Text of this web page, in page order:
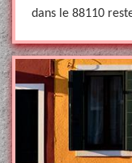
dans le 88110